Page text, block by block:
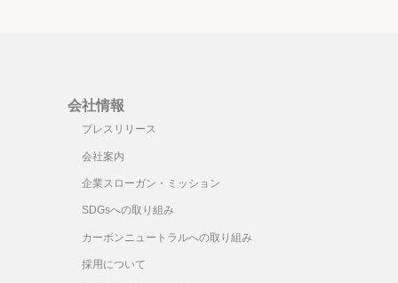
会社情報
プレスリリース
会社案内
企業スローガン・ミッション
SDGsへの取り組み
カーボンニュートラルへの取り組み
採用について